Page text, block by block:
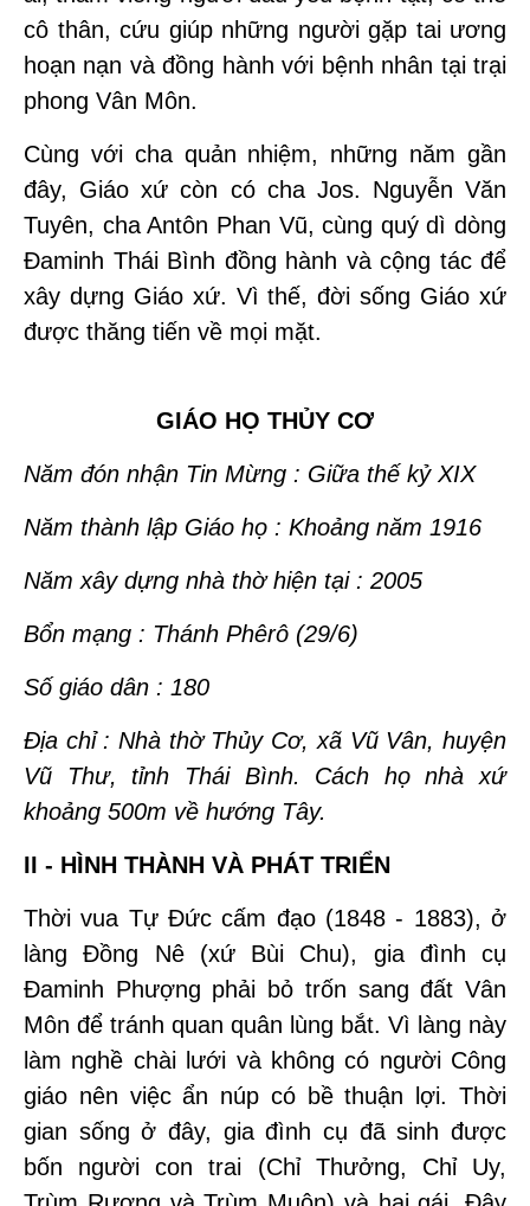
cô thân, cứu giúp những người gặp tai ương
hoạn nạn và đồng hành với bệnh nhân tại trại
phong Vân Môn.
Cùng với cha quản nhiệm, những năm gần
đây, Giáo xứ còn có cha Jos. Nguyễn Văn
Tuyên, cha Antôn Phan Vũ, cùng quý dì dòng
Đaminh Thái Bình đồng hành và cộng tác để
xây dựng Giáo xứ. Vì thế, đời sống Giáo xứ
được thăng tiến về mọi mặt.
GIÁO HỌ THỦY CƠ
Năm đón nhận Tin Mừng : Giữa thế kỷ XIX
Năm thành lập Giáo họ : Khoảng năm 1916
Năm xây dựng nhà thờ hiện tại : 2005
Bổn mạng : Thánh Phêrô (29/6)
Số giáo dân : 180
Địa chỉ : Nhà thờ Thủy Cơ, xã Vũ Vân, huyện
Vũ Thư, tỉnh Thái Bình. Cách họ nhà xứ
khoảng 500m về hướng Tây.
II - HÌNH THÀNH VÀ PHÁT TRIỂN
Thời vua Tự Đức cấm đạo (1848 - 1883), ở
làng Đồng Nê (xứ Bùi Chu), gia đình cụ
Đaminh Phượng phải bỏ trốn sang đất Vân
Môn để tránh quan quân lùng bắt. Vì làng này
làm nghề chài lưới và không có người Công
giáo nên việc ẩn núp có bề thuận lợi. Thời
gian sống ở đây, gia đình cụ đã sinh được
bốn người con trai (Chỉ Thưởng, Chỉ Uy,